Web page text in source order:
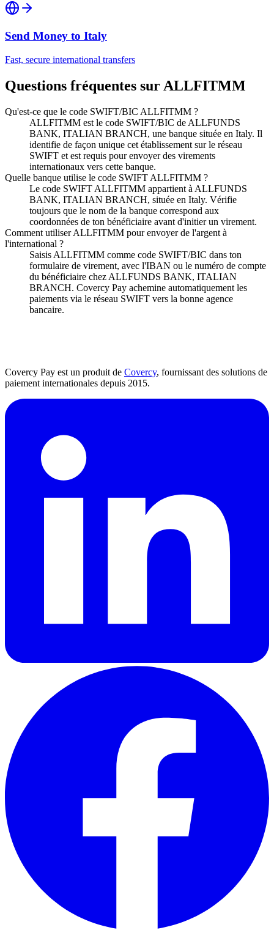
Send Money to Italy
Fast, secure international transfers
Questions fréquentes sur ALLFITMM
Qu'est-ce que le code SWIFT/BIC ALLFITMM ?
ALLFITMM est le code SWIFT/BIC de ALLFUNDS
BANK, ITALIAN BRANCH, une banque située en Italy. Il
identifie de façon unique cet établissement sur le réseau
SWIFT et est requis pour envoyer des virements
internationaux vers cette banque.
Quelle banque utilise le code SWIFT ALLFITMM ?
Le code SWIFT ALLFITMM appartient à ALLFUNDS
BANK, ITALIAN BRANCH, située en Italy. Vérifie
toujours que le nom de la banque correspond aux
coordonnées de ton bénéficiaire avant d'initier un virement.
Comment utiliser ALLFITMM pour envoyer de l'argent à
l'international ?
Saisis ALLFITMM comme code SWIFT/BIC dans ton
formulaire de virement, avec l'IBAN ou le numéro de compte
du bénéficiaire chez ALLFUNDS BANK, ITALIAN
BRANCH. Covercy Pay achemine automatiquement les
paiements via le réseau SWIFT vers la bonne agence
bancaire.
Covercy Pay est un produit de Covercy, fournissant des solutions de
paiement internationales depuis 2015.